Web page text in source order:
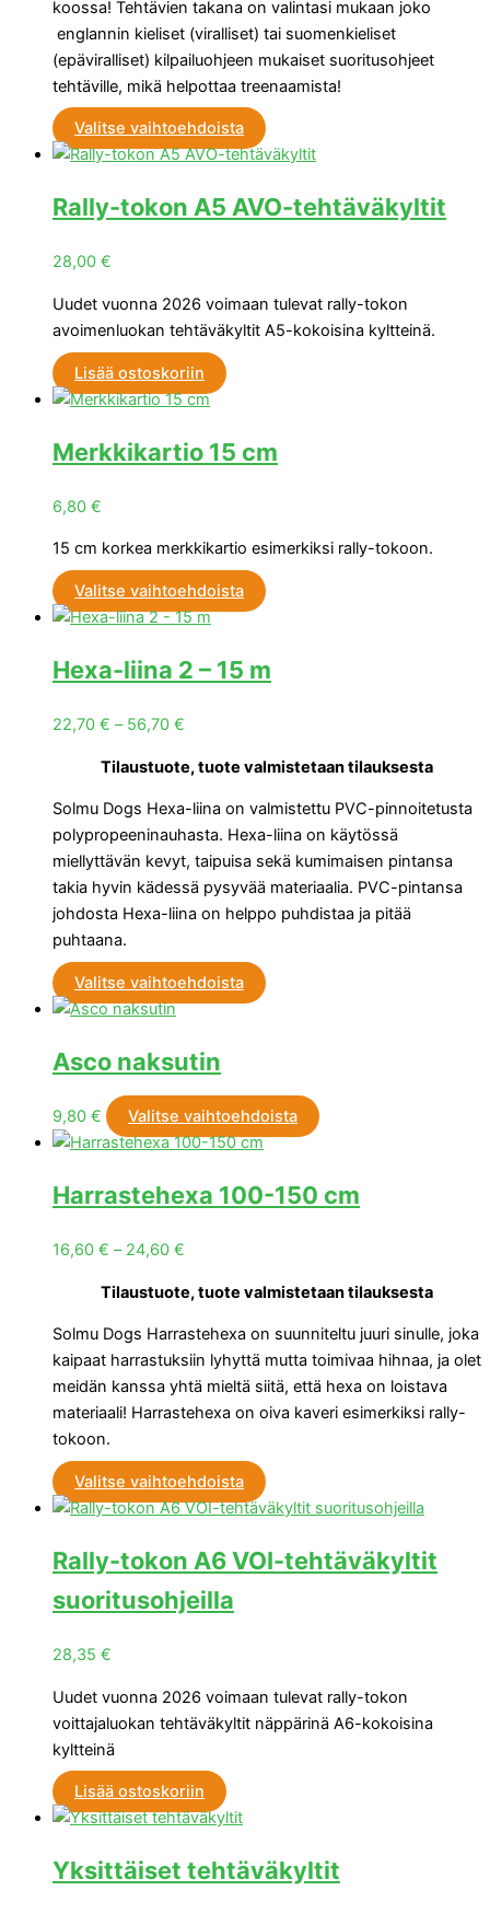
koossa! Tehtävien takana on valintasi mukaan joko
englannin kieliset (viralliset) tai suomenkieliset
(epäviralliset) kilpailuohjeen mukaiset suoritusohjeet
tehtäville, mikä helpottaa treenaamista!
Valitse vaihtoehdoista
Rally-tokon A5 AVO-tehtäväkyltit
28,00 €
Uudet vuonna 2026 voimaan tulevat rally-tokon
avoimenluokan tehtäväkyltit A5-kokoisina kyltteinä.
Lisää ostoskoriin
Merkkikartio 15 cm
6,80 €
15 cm korkea merkkikartio esimerkiksi rally-tokoon.
Valitse vaihtoehdoista
Hexa-liina 2 – 15 m
22,70 € – 56,70 €
Tilaustuote, tuote valmistetaan tilauksesta
Solmu Dogs Hexa-liina on valmistettu PVC-pinnoitetusta
polypropeeninauhasta. Hexa-liina on käytössä
miellyttävän kevyt, taipuisa sekä kumimaisen pintansa
takia hyvin kädessä pysyvää materiaalia. PVC-pintansa
johdosta Hexa-liina on helppo puhdistaa ja pitää
puhtaana.
Valitse vaihtoehdoista
Asco naksutin
9,80 € Valitse vaihtoehdoista
Harrastehexa 100-150 cm
16,60 € – 24,60 €
Tilaustuote, tuote valmistetaan tilauksesta
Solmu Dogs Harrastehexa on suunniteltu juuri sinulle, joka
kaipaat harrastuksiin lyhyttä mutta toimivaa hihnaa, ja olet
meidän kanssa yhtä mieltä siitä, että hexa on loistava
materiaali! Harrastehexa on oiva kaveri esimerkiksi rally-
tokoon.
Valitse vaihtoehdoista
Rally-tokon A6 VOI-tehtäväkyltit
suoritusohjeilla
28,35 €
Uudet vuonna 2026 voimaan tulevat rally-tokon
voittajaluokan tehtäväkyltit näppärinä A6-kokoisina
kyltteinä
Lisää ostoskoriin
Yksittäiset tehtäväkyltit